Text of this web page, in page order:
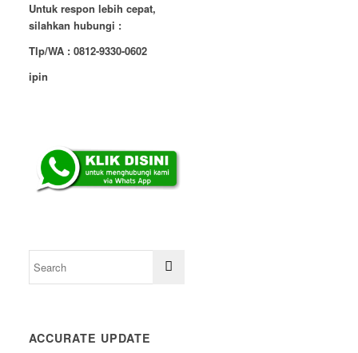
Untuk respon lebih cepat,
silahkan hubungi :
Tlp/WA : 0812-9330-0602
ipin
ACCURATE UPDATE